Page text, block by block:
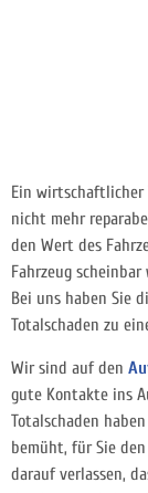
Ein wirtschaftlicher
nicht mehr
den Wert des
Fahrzeug
Bei uns haben Sie
Totalschaden zu
Wir sind auf den
gute Kontakte ins
Totalschaden
bemüht, für Sie
darauf verlassen,